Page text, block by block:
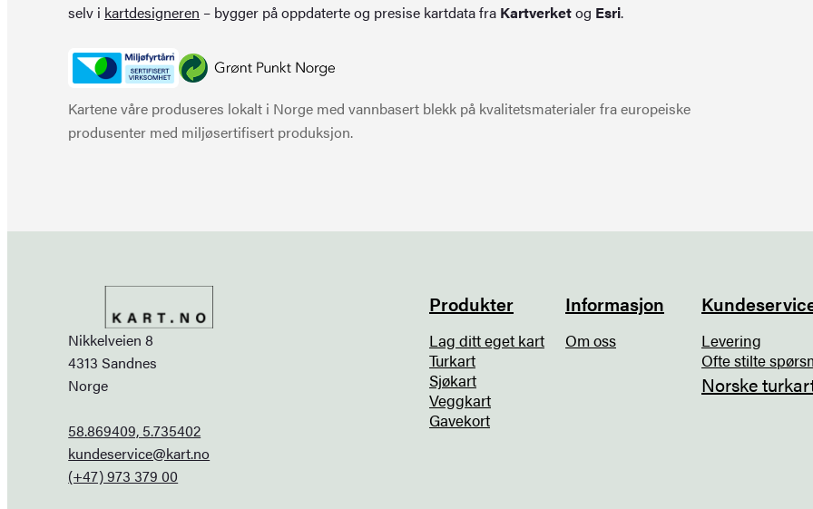
selv i kartdesigneren – bygger på oppdaterte og presise kartdata fra Kartverketog Esri.
Kartene våre produseres lokalt i Norge med vannbasert blekk på kvalitetsmaterialer fra europeiske
produsenter med miljøsertifisert produksjon.
Nikkelveien 8
4313 Sandnes
Norge
58.869409, 5.735402
kundeservice@kart.no
(+47) 973 379 00
Produkter
Lag ditt eget kart
Turkart
Sjøkart
Veggkart
Gavekort
Informasjon
Om oss
Levering
Ofte stilte
Norske